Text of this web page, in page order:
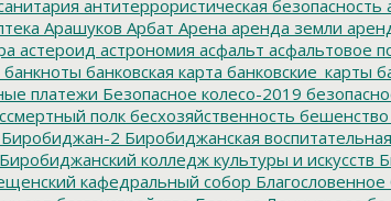
антитеррористическая безопасность
Арашуков Арбат Арена аренда земли
астероид астрономия асфальт асфальтовое
банкноты банковская карта банковские_карты
платежи Безопасное колесо-2019
полкбесхозяйственность бешенство
Биробиджан-2 Биробиджанская
Биробиджанский колледж культуры и искусств
кафедральный собор Благословенное